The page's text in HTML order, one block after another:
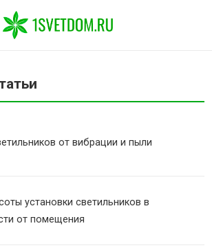
от вибрации и пыли
установки светильников в
от помещения